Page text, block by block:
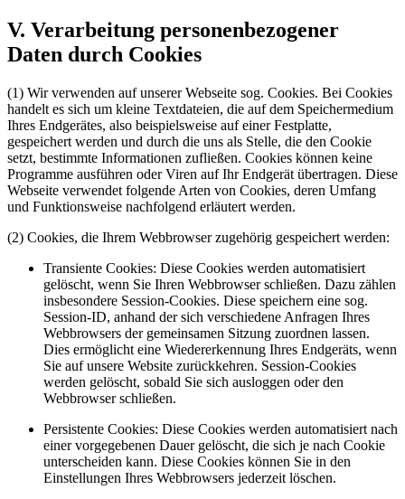
V. Verarbeitung personenbezogener
Daten durch Cookies
(1) Wir verwenden auf unserer Webseite sog. Cookies. Bei Cookies
handelt es sich um kleine Textdateien, die auf dem Speichermedium
Ihres Endgerätes, also beispielsweise auf einer Festplatte,
gespeichert werden und durch die uns als Stelle, die den Cookie
setzt, bestimmte Informationen zufließen. Cookies können keine
Programme ausführen oder Viren auf Ihr Endgerät übertragen. Diese
Webseite verwendet folgende Arten von Cookies, deren Umfang
und Funktionsweise nachfolgend erläutert werden.
(2) Cookies, die Ihrem Webbrowser zugehörig gespeichert werden:
Transiente Cookies: Diese Cookies werden automatisiert
gelöscht, wenn Sie Ihren Webbrowser schließen. Dazu zählen
insbesondere Session-Cookies. Diese speichern eine sog.
Session-ID, anhand der sich verschiedene Anfragen Ihres
Webbrowsers der gemeinsamen Sitzung zuordnen lassen.
Dies ermöglicht eine Wiedererkennung Ihres Endgeräts, wenn
Sie auf unsere Website zurückkehren. Session-Cookies
werden gelöscht, sobald Sie sich ausloggen oder den
Webbrowser schließen.
Persistente Cookies: Diese Cookies werden automatisiert nach
einer vorgegebenen Dauer gelöscht, die sich je nach Cookie
unterscheiden kann. Diese Cookies können Sie in den
Einstellungen Ihres Webbrowsers jederzeit löschen.